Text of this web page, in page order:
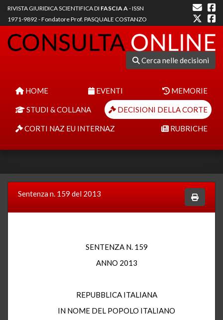
RIVISTA GIURIDICA SCIENTIFICA DI FASCIA A- ISSN
1971-9892 - Fondatore Prof. PASQUALE COSTANZO
Cerca nelle decisioni
HOME EVENTI MEMORIE
STUDI & COLLANA DECISIONI DELLA CORTE
CORTI NAZ EU INTERNAZ RUBRICHE
Sentenza n. 159 del 2013
SENTENZA N. 159
ANNO 2013
REPUBBLICA ITALIANA
IN NOME DEL POPOLO ITALIANO